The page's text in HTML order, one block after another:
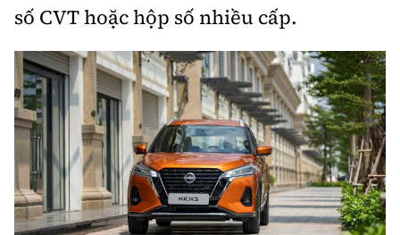
số CVT hoặc hộp số nhiều cấp.